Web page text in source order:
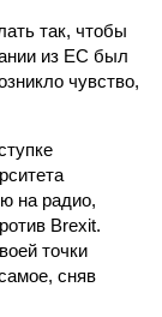
так, чтобы
из ЕС был
чувство,
на радио,
Brexit.
точки
сняв